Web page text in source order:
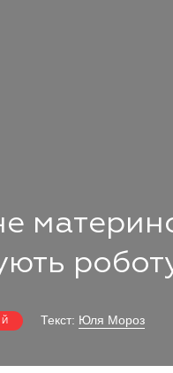
Текст: Юля Мороз